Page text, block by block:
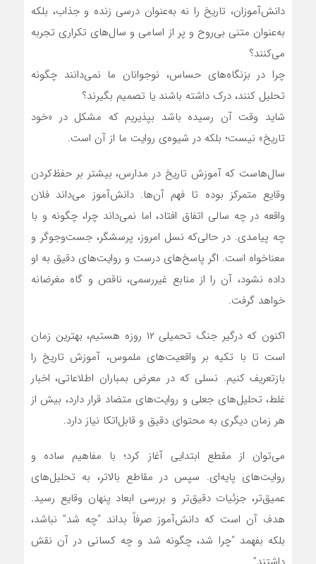
دانش‌آموزان، تاریخ را نه به‌عنوان درسی زنده و جذاب، بلکه
به‌عنوان متنی بی‌روح و پر از اسامی و سال‌های تکراری تجربه
می‌کنند؟
چرا در بزنگاه‌های حساس، نوجوانان ما نمی‌دانند چگونه
تحلیل کنند، درک داشته باشند یا تصمیم بگیرند؟
شاید وقت آن رسیده باشد بپذیریم که مشکل در «خود
تاریخ» نیست؛ بلکه در شیوه‌ی روایت ما از آن است.
سال‌هاست که آموزش تاریخ در مدارس، بیشتر بر حفظ‌کردن
وقایع متمرکز بوده تا فهم آن‌ها. دانش‌آموز می‌داند فلان
واقعه در چه سالی اتفاق افتاد، اما نمی‌داند چرا، چگونه و با
چه پیامدی. در حالی‌که نسل امروز، پرسشگر، جست‌وجوگر و
معناخواه است. اگر پاسخ‌های درست و روایت‌های دقیق به او
داده نشود، آن را از منابع غیررسمی، ناقص و گاه مغرضانه
خواهد گرفت.
اکنون که درگیر جنگ تحمیلی ۱۲ روزه هستیم، بهترین زمان
است تا با تکیه بر واقعیت‌های ملموس، آموزش تاریخ را
بازتعریف کنیم. نسلی که در معرض بمباران اطلاعاتی، اخبار
غلط، تحلیل‌های جعلی و روایت‌های متضاد قرار دارد، بیش از
هر زمان دیگری به محتوای دقیق و قابل‌اتکا نیاز دارد.
می‌توان از مقطع ابتدایی آغاز کرد؛ با مفاهیم ساده و
روایت‌های پایه‌ای. سپس در مقاطع بالاتر، به تحلیل‌های
عمیق‌تر، جزئیات دقیق‌تر و بررسی ابعاد پنهان وقایع رسید.
هدف آن است که دانش‌آموز صرفاً بداند “چه شد” نباشد،
بلکه بفهمد “چرا شد، چگونه شد و چه کسانی در آن نقش